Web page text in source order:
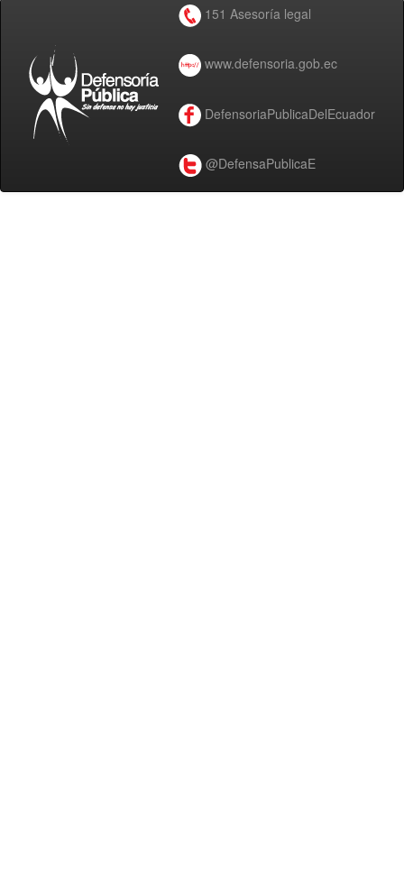
151 Asesoría legal
www.defensoria.gob.ec
DefensoriaPublicaDelEcuador
@DefensaPublicaE